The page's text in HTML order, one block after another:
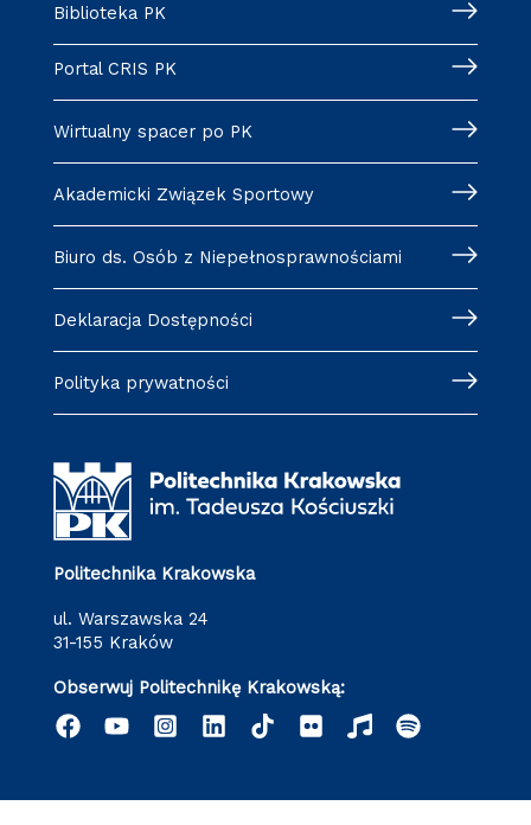
Biblioteka PK
Portal CRIS PK
Wirtualny spacer po PK
Akademicki Związek Sportowy
Biuro ds. Osób z Niepełnosprawnościami
Deklaracja Dostępności
Polityka prywatności
Politechnika Krakowska
ul. Warszawska 24
31-155 Kraków
Obserwuj Politechnikę Krakowską: